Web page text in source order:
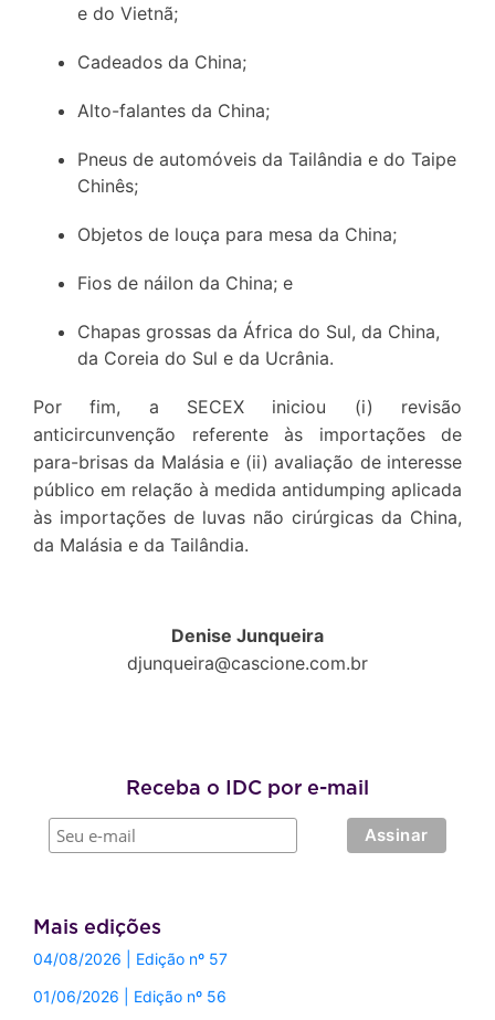
e do Vietnã;
Cadeados da China;
Alto-falantes da China;
Pneus de automóveis da Tailândia e do Taipe
Chinês;
Objetos de louça para mesa da China;
Fios de náilon da China; e
Chapas grossas da África do Sul, da China,
da Coreia do Sul e da Ucrânia.
Por fim, a SECEX iniciou (i) revisão
anticircunvenção referente às importações de
para-brisas da Malásia e (ii) avaliação de interesse
público em relação à medida antidumping aplicada
às importações de luvas não cirúrgicas da China,
da Malásia e da Tailândia.
Denise Junqueira
djunqueira@cascione.com.br
Receba o IDC por e-mail
Mais edições
04/08/2026 | Edição nº 57
01/06/2026 | Edição nº 56